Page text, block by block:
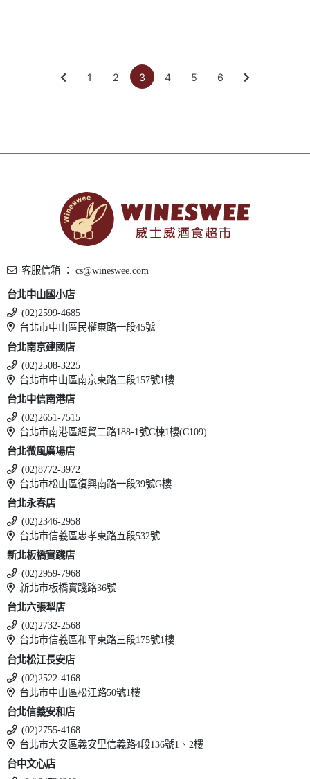
1 2 3 4 5 6
客服信箱 ： cs@wineswee.com
台北中山國小店
(02)2599-4685
台北市中山區民權東路一段45號
台北南京建國店
(02)2508-3225
台北市中山區南京東路二段157號1樓
台北中信南港店
(02)2651-7515
台北市南港區經貿二路188-1號C棟1樓(C109)
台北微風廣場店
(02)8772-3972
台北市松山區復興南路一段39號G樓
台北永春店
(02)2346-2958
台北市信義區忠孝東路五段532號
新北板橋實踐店
(02)2959-7968
新北市板橋實踐路36號
台北六張犁店
(02)2732-2568
台北市信義區和平東路三段175號1樓
台北松江長安店
(02)2522-4168
台北市中山區松江路50號1樓
台北信義安和店
(02)2755-4168
台北市大安區義安里信義路4段136號1、2樓
台中文心店